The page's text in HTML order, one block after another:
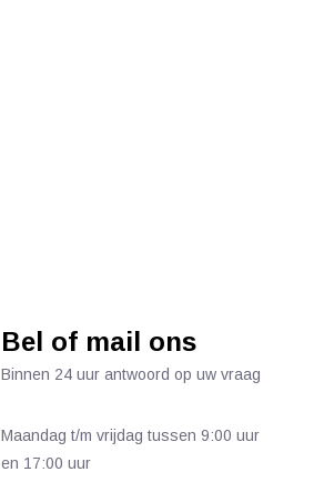
Bel of mail ons
Binnen 24 uur antwoord op uw vraag
Maandag t/m vrijdag tussen 9:00 uur
en 17:00 uur